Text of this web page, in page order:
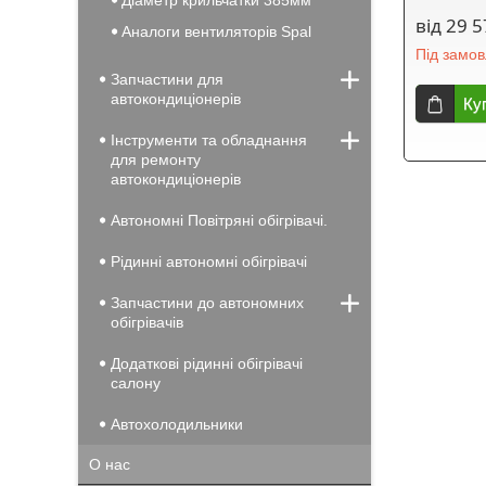
від 29
Під
Аналоги вентиляторів Spal
Запчастини для
автокондиціонерів
Інструменти та обладнання
для ремонту
автокондиціонерів
Автономні Повітряні обігрівачі.
Рідинні автономні обігрівачі
Запчастини до автономних
обігрівачів
Додаткові рідинні обігрівачі
салону
Автохолодильники
О нас